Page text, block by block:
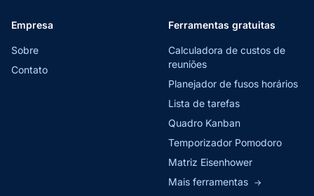
Empresa
Sobre
Contato
Ferramentas gratuitas
Calculadora de custos de
reuniões
Planejador de fusos horários
Lista de tarefas
Quadro Kanban
Temporizador Pomodoro
Matriz Eisenhower
Mais ferramentas →